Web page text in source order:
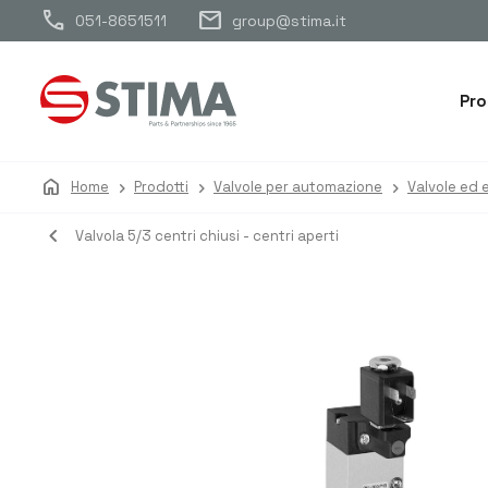
call 051-8651511 mail group@stima.it
home Home Prodotti Valvole per automazione Valvole ed
navigate_before Valvola 5/3 centri chiusi - centri aperti